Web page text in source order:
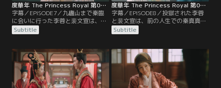
度華年 The Princess Royal 第07話／字幕
字幕／EPISODE7／九廬山まで秦臨
に会いに行った李蓉と裴文宣は、誰
にも会えないまま下山して都に戻
る。すると、拓跋燕の殺害容疑で裴
中、姉である李蓉の指示で1人で九
廬山を訪ねた李川は、秦臨に会うた
めに辛抱強く待っていた。すると、
前の人生よりも早く秦真真に出会
い…。
Subtitle
度華年 The Princess Royal 第08話／字幕
字幕／EPISODE8／投獄された李蓉
と裴文宣は、前の人生での秦真真と
李川の出会いを振り返っていた。一
方、李川は国境に向かい、秦臨の協
く。そんな中、拓跋燕が約束どおり
に楊家の罪を証言し、李蓉と裴文宣
はようやく釈放される。2人は事件
の全貌を朝廷で証言することになる
が…。
Subtitle